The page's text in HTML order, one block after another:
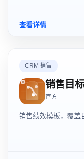
查看详情
CRM 销售
销售目
官方
销售绩效模板，覆盖